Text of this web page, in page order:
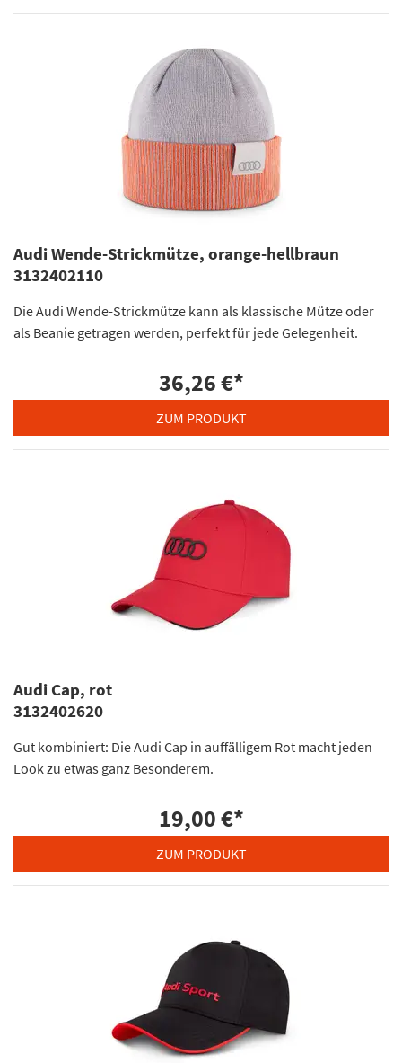
Audi Wende-Strickmütze, orange-hellbraun
3132402110
Die Audi Wende-Strickmütze kann als klassische Mütze oder
als Beanie getragen werden, perfekt für jede Gelegenheit.
36,26 €*
ZUM PRODUKT
Audi Cap, rot
3132402620
Gut kombiniert: Die Audi Cap in auffälligem Rot macht jeden
Look zu etwas ganz Besonderem.
19,00 €*
ZUM PRODUKT